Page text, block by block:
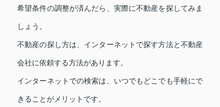
希望条件の調整が済んだら、実際に不動産を探してみま
しょう。
不動産の探し方は、インターネットで探す方法と不動産
会社に依頼する方法があります。
インターネットでの検索は、いつでもどこでも手軽にで
きることがメリットです。